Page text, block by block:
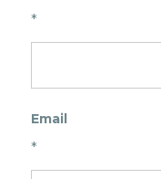
*
Email
*